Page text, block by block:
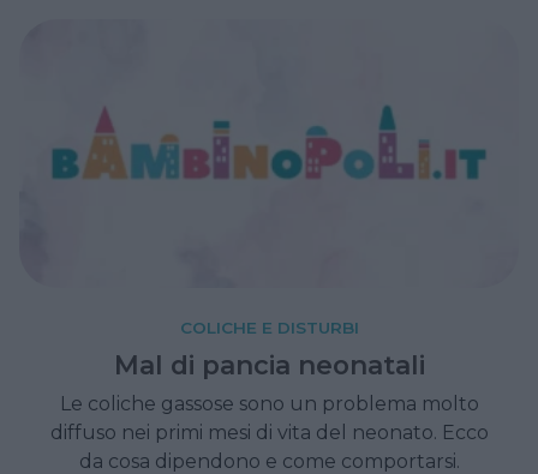
COLICHE E DISTURBI
Mal di pancia neonatali
Le coliche gassose sono un problema molto
diffuso nei primi mesi di vita del neonato. Ecco
da cosa dipendono e come comportarsi.